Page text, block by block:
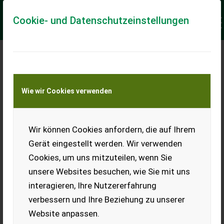
Cookie- und Datenschutzeinstellungen
Wie wir Cookies verwenden
Wir können Cookies anfordern, die auf Ihrem
Gerät eingestellt werden. Wir verwenden
Cookies, um uns mitzuteilen, wenn Sie
unsere Websites besuchen, wie Sie mit uns
interagieren, Ihre Nutzererfahrung
verbessern und Ihre Beziehung zu unserer
Website anpassen.
Meine Transportkostenanfrage
Transport von Land- und Baumaschinen –
KEINE Tiertransporte
Ladeort
Ort